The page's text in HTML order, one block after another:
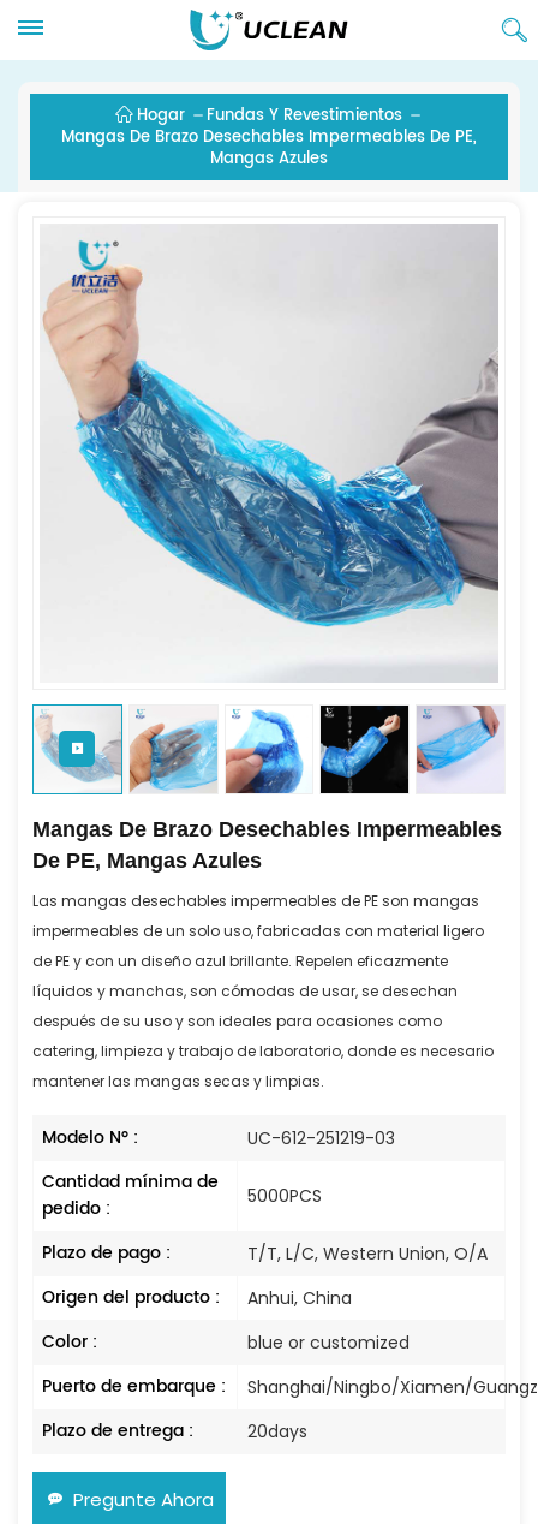
Hogar
Fundas Y Revestimientos
Mangas De Brazo Desechables Impermeables De PE,
Mangas Azules
Mangas De Brazo Desechables Impermeables
De PE, Mangas Azules
Las mangas desechables impermeables de PE son mangas
impermeables de un solo uso, fabricadas con material ligero
de PE y con un diseño azul brillante. Repelen eficazmente
líquidos y manchas, son cómodas de usar, se desechan
después de su uso y son ideales para ocasiones como
catering, limpieza y trabajo de laboratorio, donde es necesario
mantener las mangas secas y limpias.
Modelo N° : UC-612-251219-03
Cantidad mínima de
pedido :
5000PCS
Plazo de pago : T/T, L/C, Western Union, O/A
Origen del producto : Anhui, China
Color : blue or customized
Puerto de embarque : Shanghai/Ningbo/Xiamen/
Plazo de entrega : 20days
Pregunte Ahora